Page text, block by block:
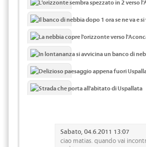
Sabato, 04.6.2011 13:07
ciao matias. quando vai